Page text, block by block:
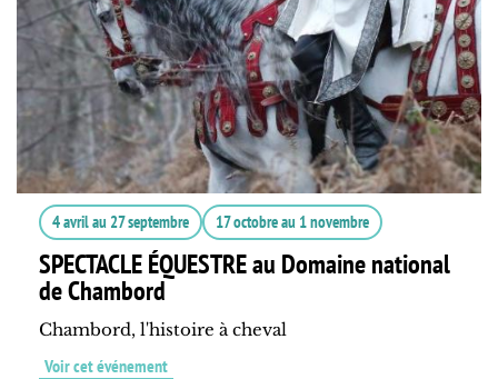
4 avrilau 27 septembre 17 octobreau 1 novembre
SPECTACLE ÉQUESTRE au Domaine national
de Chambord
Chambord, l'histoire à cheval
Voir cet événement